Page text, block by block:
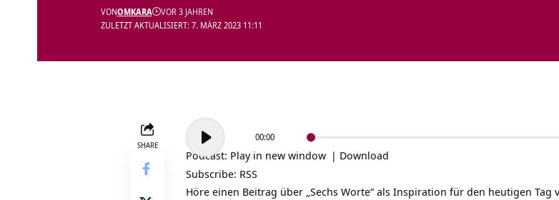
ZULETZT AKTUALISIERT: 7. MÄRZ 2023 11:11
VONOMKARA VOR 3 JAHREN
SHARE
Audio-
Player
00:00
Podcast: Play in new window | Download
Subscribe: RSS
Höre einen Beitrag über „Sechs Worte“ als Inspiration für den heutigen Tag